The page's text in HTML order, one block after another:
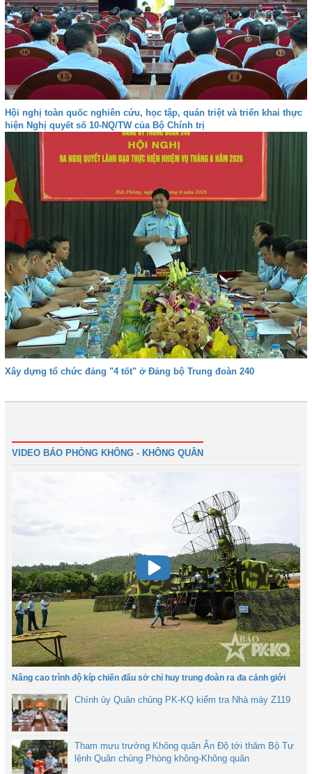
Hội nghị toàn quốc nghiên cứu, học tập, quán triệt và triển khai thực
hiện Nghị quyết số 10-NQ/TW của Bộ Chính trị
Xây dựng tổ chức đảng "4 tốt" ở Đảng bộ Trung đoàn 240
VIDEO BÁO PHÒNG KHÔNG - KHÔNG QUÂN
Nâng cao trình độ kíp chiến đấu sở chỉ huy trung đoàn ra đa cảnh giới
Chính ủy Quân chủng PK-KQ kiểm tra Nhà máy Z119
Tham mưu trưởng Không quân Ấn Độ tới thăm Bộ Tư
lệnh Quân chủng Phòng không-Không quân